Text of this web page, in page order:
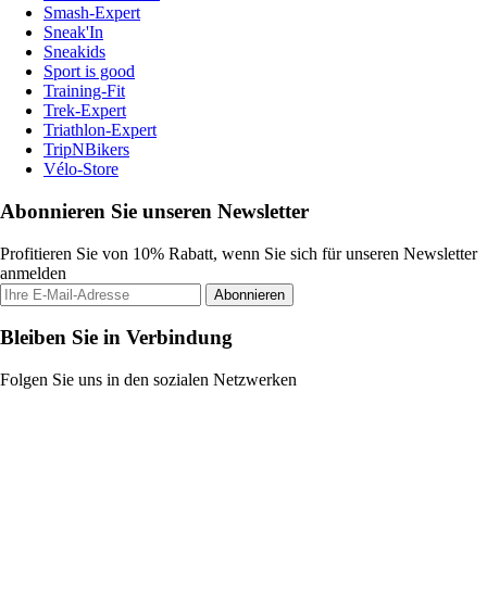
Smash-Expert
Sneak'In
Sneakids
Sport is good
Training-Fit
Trek-Expert
Triathlon-Expert
TripNBikers
Vélo-Store
Abonnieren Sie unseren Newsletter
Profitieren Sie von 10% Rabatt, wenn Sie sich für unseren Newsletter
anmelden
Abonnieren
Bleiben Sie in Verbindung
Folgen Sie uns in den sozialen Netzwerken